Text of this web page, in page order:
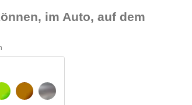
im Auto, auf dem
HELLGRÜNHASELNUSS
SILBER